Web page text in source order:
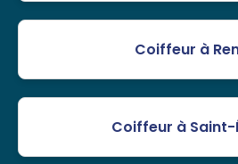
Coiffeur à
Coiffeur à Saint-